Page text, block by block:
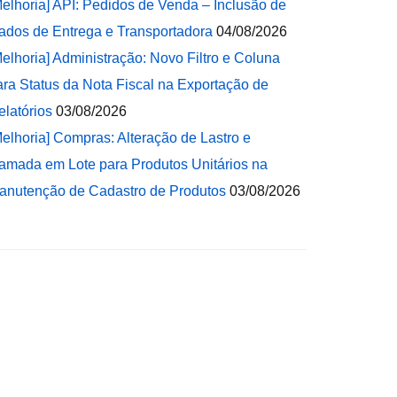
API: Pedidos de Venda – Inclusão de
de Entrega e Transportadora 04/08/2026
Administração: Novo Filtro e Coluna
Status da Nota Fiscal na Exportação de
03/08/2026
Compras: Alteração de Lastro e
em Lote para Produtos Unitários na
de Cadastro de Produtos 03/08/2026